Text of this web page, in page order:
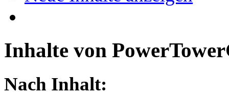
Inhalte von
Nach Inhalt: